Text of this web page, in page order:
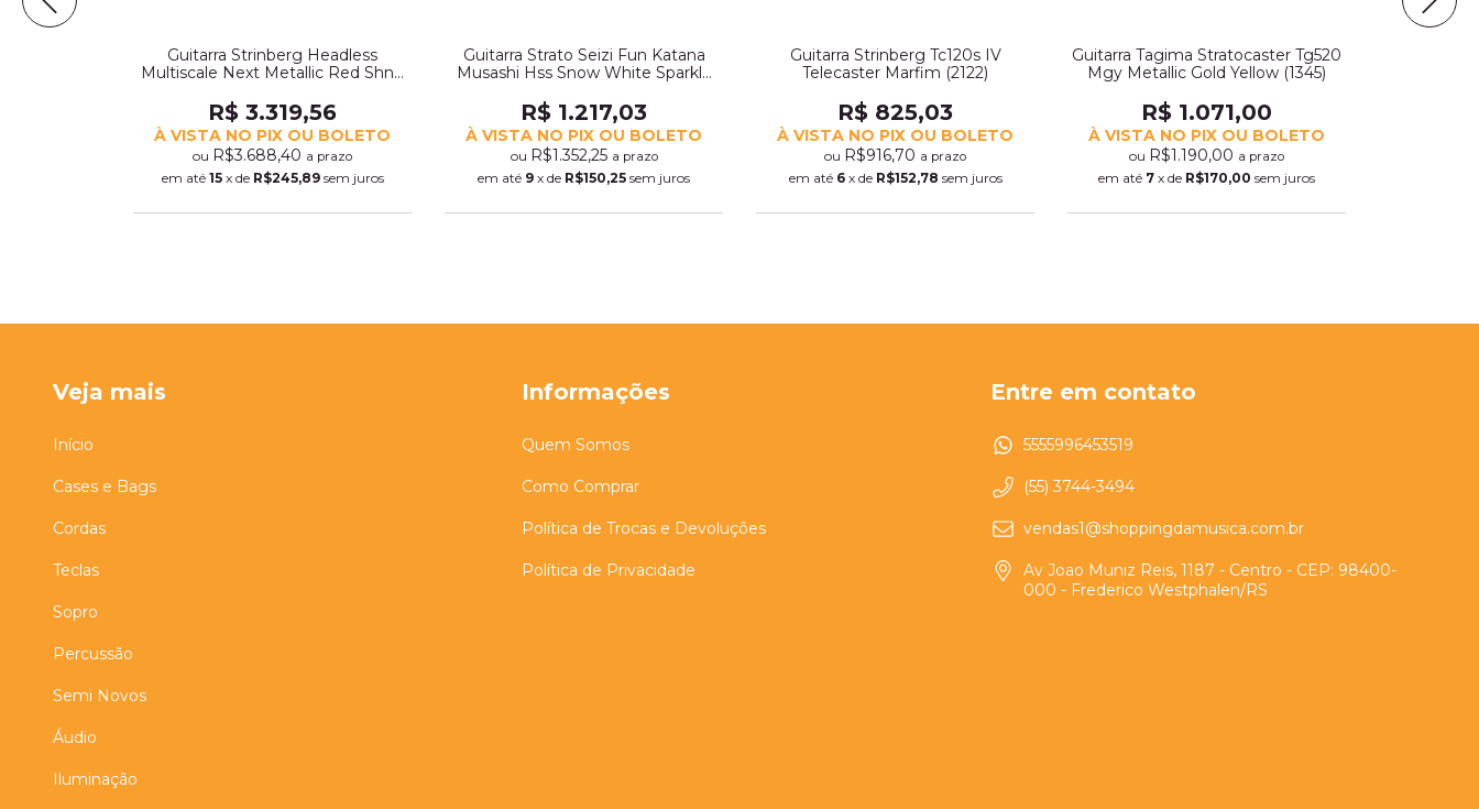
Guitarra Strinberg Headless
Multiscale Next Metallic Red Shn7
R$ 3.319,56
À VISTA NO PIX OU BOLETO
ou R$3.688,40 a prazo
em até 15 x de R$245,89 sem juros
Guitarra Strato Seizi Fun Katana
Musashi Hss Snow White Sparkle
R$ 1.217,03
À VISTA NO PIX OU BOLETO
ou R$1.352,25 a prazo
em até 9 x de R$150,25 sem juros
Guitarra Strinberg Tc120s IV
Telecaster Marfim (2122)
R$ 825,03
À VISTA NO PIX OU BOLETO
ou R$916,70 a prazo
em até 6 x de R$152,78 sem juros
Guitarra Tagima Stratocaster Tg520
Mgy Metallic Gold Yellow (1345)
R$ 1.071,00
À VISTA NO PIX OU BOLETO
ou R$1.190,00 a prazo
em até 7 x de R$170,00 sem juros
Veja mais
Início
Cases e Bags
Cordas
Teclas
Sopro
Percussão
Semi Novos
Áudio
Iluminação
Informações
Quem Somos
Como Comprar
Política de Trocas e Devoluções
Política de Privacidade
Entre em contato
5555996453519
(55) 3744-3494
vendas1@shoppingdamusica.com.br
Av Joao Muniz Reis, 1187 - Centro - CEP: 98400-
000 - Frederico Westphalen/RS